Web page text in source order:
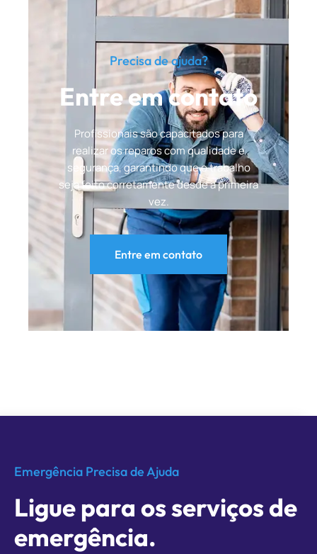
Precisa de ajuda?
Entre em contato
Profissionais são capacitados para
realizar os reparos com qualidade e
segurança, garantindo que o trabalho
seja feito corretamente desde a primeira
vez.
Entre em contato
Emergência Precisa de Ajuda
Ligue para os serviços de
emergência.